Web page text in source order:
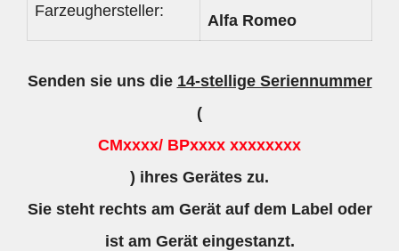
Farzeughersteller:
Alfa Romeo
Senden sie uns die 14-stellige Seriennummer
(
CMxxxx/ BPxxxx xxxxxxxx
) ihres Gerätes zu.
Sie steht rechts am Gerät auf dem Label oder
ist am Gerät eingestanzt.